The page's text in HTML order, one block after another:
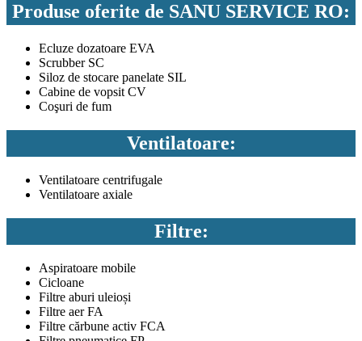
Produse oferite de SANU SERVICE RO:
Ecluze dozatoare EVA
Scrubber SC
Siloz de stocare panelate SIL
Cabine de vopsit CV
Coşuri de fum
Ventilatoare:
Ventilatoare centrifugale
Ventilatoare axiale
Filtre:
Aspiratoare mobile
Cicloane
Filtre aburi uleioși
Filtre aer FA
Filtre cărbune activ FCA